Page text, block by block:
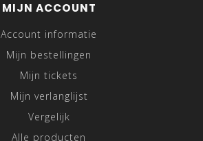
MIJN ACCOUNT
Account informatie
Mijn bestellingen
Mijn tickets
Mijn verlanglijst
Vergelijk
Alle producten